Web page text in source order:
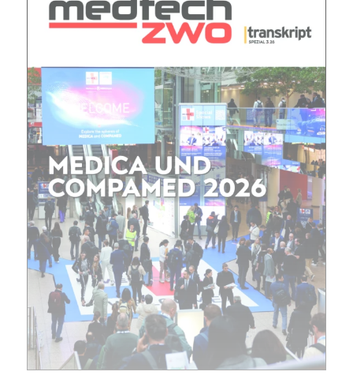
Mit dem |transkript-Newsletter
jede Woche aktuell informiert.
E-
Mail
(erforderlich)